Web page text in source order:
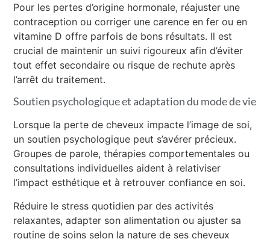
Pour les pertes d’origine hormonale, réajuster une
contraception ou corriger une carence en fer ou en
vitamine D offre parfois de bons résultats. Il est
crucial de maintenir un suivi rigoureux afin d’éviter
tout effet secondaire ou risque de rechute après
l’arrêt du traitement.
Soutien psychologique et adaptation du mode de vie
Lorsque la perte de cheveux impacte l’image de soi,
un soutien psychologique peut s’avérer précieux.
Groupes de parole, thérapies comportementales ou
consultations individuelles aident à relativiser
l’impact esthétique et à retrouver confiance en soi.
Réduire le stress quotidien par des activités
relaxantes, adapter son alimentation ou ajuster sa
routine de soins selon la nature de ses cheveux